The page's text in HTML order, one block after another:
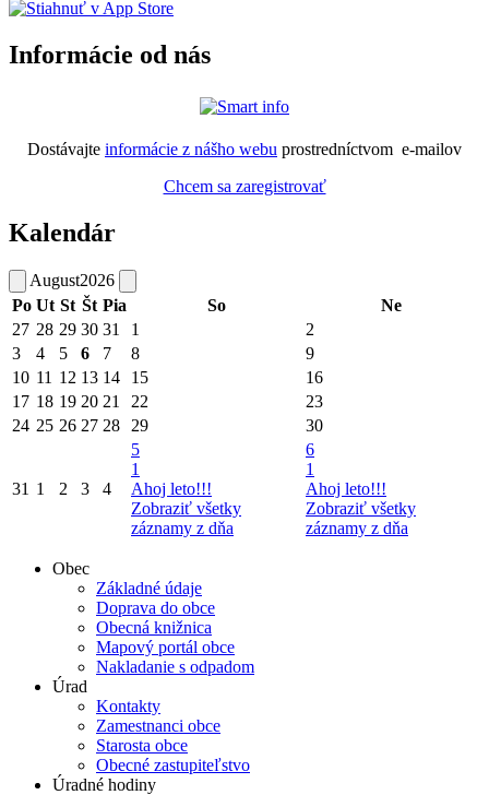
Informácie od nás
Dostávajte informácie z nášho webu prostredníctvom e-mailov
Chcem sa zaregistrovať
Kalendár
August2026
Po Ut St Št Pia So
Ne
27 28 29 30 31 1
2
3
4 5 6 7 8
9
10 11 12 13 14 15
16
17 18 19 20 21 22
23
24 25 26 27 28 29 30
31 1 2 3 4
5
1
Ahoj leto!!!
Zobraziť všetky
záznamy z dňa
6
1
Ahoj leto!!!
Zobraziť všetky
záznamy z dňa
Obec
Základné údaje
Doprava do obce
Obecná knižnica
Mapový portál obce
Nakladanie s odpadom
Úrad
Kontakty
Zamestnanci obce
Starosta obce
Obecné zastupiteľstvo
Úradné hodiny